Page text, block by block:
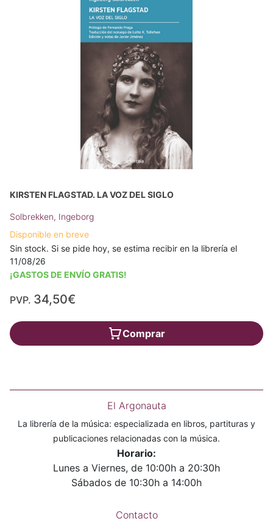
KIRSTEN FLAGSTAD. LA VOZ DEL SIGLO
Solbrekken, Ingeborg
Disponible en breve
Sin stock. Si se pide hoy, se estima recibir en la librería el
11/08/26
¡GASTOS DE ENVÍO GRATIS!
PVP. 34,50€
Comprar
El Argonauta
La librería de la música: especializada en libros, partituras y
publicaciones relacionadas con la música.
Horario:
Lunes a Viernes, de 10:00h a 20:30h
Sábados de 10:30h a 14:00h
Contacto